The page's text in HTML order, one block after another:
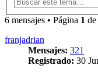
6 mensajes • Página 1 de
franjadrian
Mensajes: 321
Registrado: 30